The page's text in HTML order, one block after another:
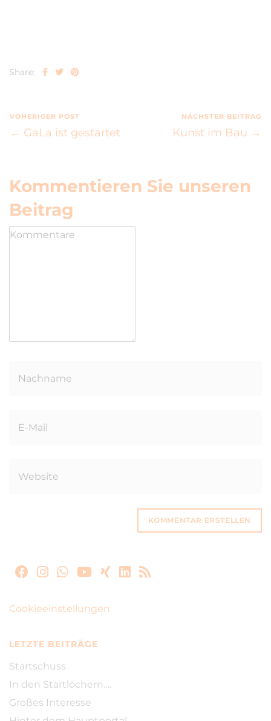
Share:
VOHERIGER POST
← GaLa ist gestartet
NÄCHSTER BEITRAG
Kunst im Bau →
Kommentieren Sie unseren
Beitrag
Cookieeinstellungen
LETZTE BEITRÄGE
Startschuss
In den Startlöchern….
Großes Interesse